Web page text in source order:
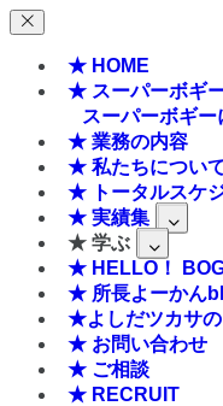
★ HOME
★ スーパーボギ
スーパーボギー
★ 業務の内容
★ 私たちについ
★ トータルスケ
★ 実績集
★ 学ぶ
★ HELLO！
★ 所長よーかん
★よしだツカサの
★ お問い合わせ
★ ご相談
★ RECRUIT